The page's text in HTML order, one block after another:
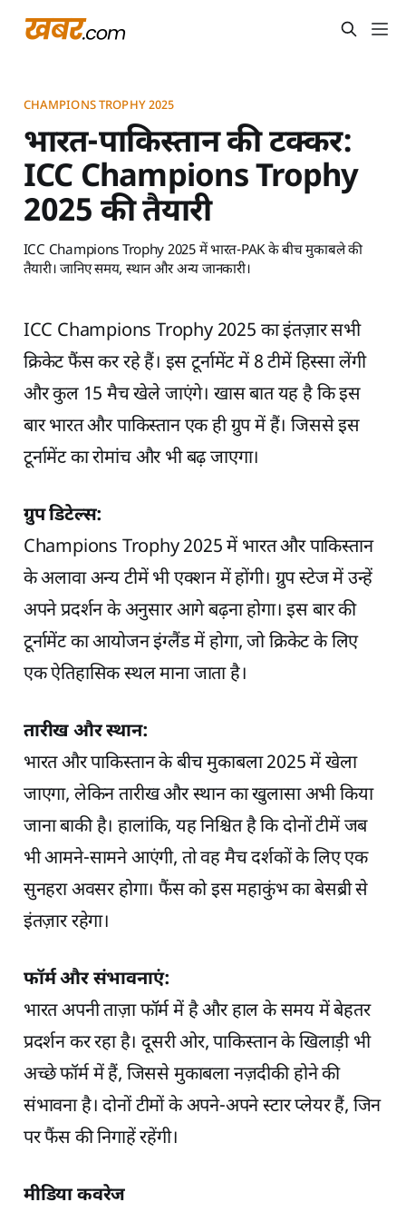
CHAMPIONS TROPHY 2025
भारत-पाकिस्तान की टक्कर:
ICC Champions Trophy
2025 की तैयारी
ICC Champions Trophy 2025 में भारत-PAK के बीच मुकाबले की
तैयारी। जानिए समय, स्थान और अन्य जानकारी।
ICC Champions Trophy 2025 का इंतज़ार सभी
क्रिकेट फैंस कर रहे हैं। इस टूर्नामेंट में 8 टीमें हिस्सा लेंगी
और कुल 15 मैच खेले जाएंगे। खास बात यह है कि इस
बार भारत और पाकिस्तान एक ही ग्रुप में हैं। जिससे इस
टूर्नामेंट का रोमांच और भी बढ़ जाएगा।
ग्रुप डिटेल्स:
Champions Trophy 2025 में भारत और पाकिस्तान
के अलावा अन्य टीमें भी एक्शन में होंगी। ग्रुप स्टेज में उन्हें
अपने प्रदर्शन के अनुसार आगे बढ़ना होगा। इस बार की
टूर्नामेंट का आयोजन इंग्लैंड में होगा, जो क्रिकेट के लिए
एक ऐतिहासिक स्थल माना जाता है।
तारीख और स्थान:
भारत और पाकिस्तान के बीच मुकाबला 2025 में खेला
जाएगा, लेकिन तारीख और स्थान का खुलासा अभी किया
जाना बाकी है। हालांकि, यह निश्चित है कि दोनों टीमें जब
भी आमने-सामने आएंगी, तो वह मैच दर्शकों के लिए एक
सुनहरा अवसर होगा। फैंस को इस महाकुंभ का बेसब्री से
इंतज़ार रहेगा।
फॉर्म और संभावनाएं:
भारत अपनी ताज़ा फॉर्म में है और हाल के समय में बेहतर
प्रदर्शन कर रहा है। दूसरी ओर, पाकिस्तान के खिलाड़ी भी
अच्छे फॉर्म में हैं, जिससे मुकाबला नज़दीकी होने की
संभावना है। दोनों टीमों के अपने-अपने स्टार प्लेयर हैं, जिन
पर फैंस की निगाहें रहेंगी।
मीडिया कवरेज